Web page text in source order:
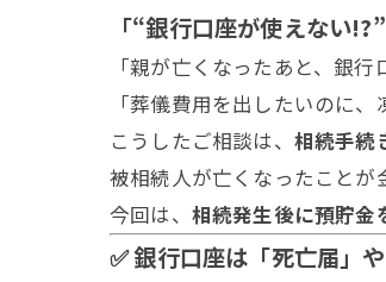
「“銀行口座が使えない
「親が亡くなったあと、銀
「葬儀費用を出したいのに、
こうしたご相談は、 相続手続
被相続人が亡くなったことが
今回は、 相続発生後に預貯金
✅ 銀行口座は「死亡届」